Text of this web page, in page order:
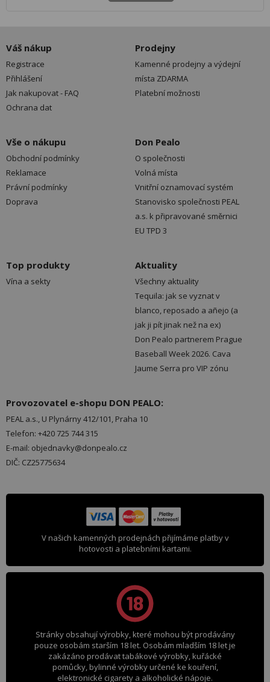
Váš nákup
Registrace
Přihlášení
Jak nakupovat - FAQ
Ochrana dat
Prodejny
Kamenné prodejny a výdejní
místa ZDARMA
Platební možnosti
Vše o nákupu
Obchodní podmínky
Reklamace
Právní podmínky
Doprava
Don Pealo
O společnosti
Volná místa
Vnitřní oznamovací systém
Stanovisko společnosti PEAL
a.s. k připravované směrnici
EU TPD 3
Top produkty
Vína a sekty
Aktuality
Všechny aktuality
Tequila: jak se vyznat v
blanco, reposado a añejo (a
jak ji pít jinak než na ex)
Don Pealo partnerem Prague
Baseball Week 2026. Cava
Jaume Serra pro VIP zónu
Provozovatel e-shopu DON PEALO:
PEAL a.s., U Plynárny 412/101, Praha 10
Telefon: +420 725 744 315
E-mail: objednavky@donpealo.cz
DIČ: CZ25775634
V našich kamenných prodejnách přijímáme platby v
hotovosti a platebními kartami.
Stránky obsahují výrobky, které mohou být prodávány
pouze osobám starším 18 let. Osobám mladším 18 let je
zakázáno prodávat tabákové výrobky, kuřácké
pomůcky, bylinné výrobky určené ke kouření,
elektronické cigarety a alkoholické nápoje.